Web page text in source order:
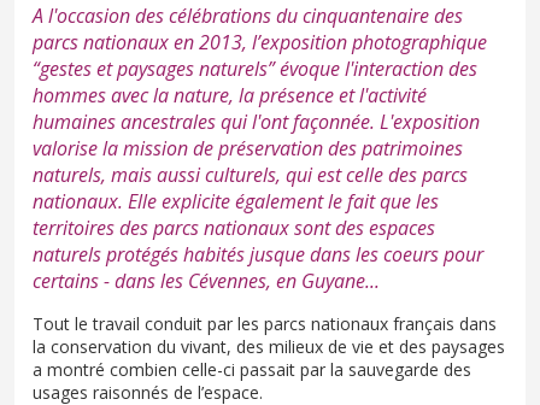
A l'occasion des célébrations du cinquantenaire des
parcs nationaux en 2013, l’exposition photographique
“gestes et paysages naturels” évoque l'interaction des
hommes avec la nature, la présence et l'activité
humaines ancestrales qui l'ont façonnée. L'exposition
valorise la mission de préservation des patrimoines
naturels, mais aussi culturels, qui est celle des parcs
nationaux. Elle explicite également le fait que les
territoires des parcs nationaux sont des espaces
naturels protégés habités jusque dans les coeurs pour
certains - dans les Cévennes, en Guyane...
Tout le travail conduit par les parcs nationaux français dans
la conservation du vivant, des milieux de vie et des paysages
a montré combien celle-ci passait par la sauvegarde des
usages raisonnés de l’espace.